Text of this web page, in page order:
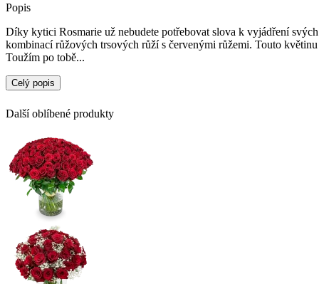
Popis
Díky kytici Rosmarie už nebudete potřebovat slova k vyjádření
kombinací růžových trsových růží s červenými růžemi. Touto
Toužím po tobě...
Ať již jako přítel, nebo tajný ctitel. Obdarovaná už nebude na
Celý popis
Další oblíbené produkty